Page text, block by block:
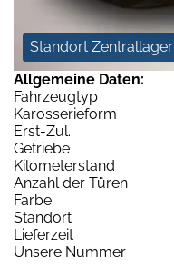
Standort Zentrallager
Allgemeine Daten:
Fahrzeugtyp
Karosserieform
Erst-Zul.
Getriebe
Kilometerstand
Anzahl der Türen
Farbe
Standort
Lieferzeit
Unsere Nummer